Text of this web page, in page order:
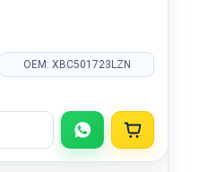
OEM: XBC501723LZN